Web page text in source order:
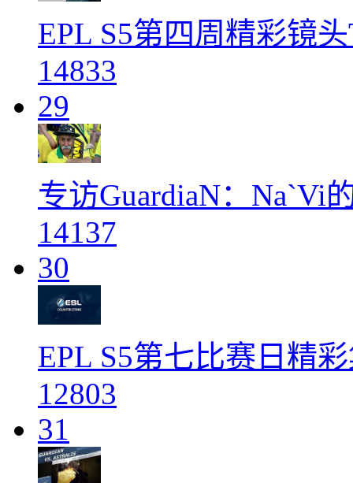
EPL S5第四周精彩镜
14833
29
专访GuardiaN：Na`Vi
14137
30
EPL S5第七比赛日精
12803
31